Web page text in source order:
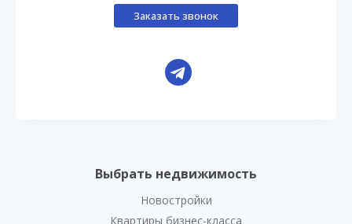
Выбрать недвижимость
Новостройки
Квартиры бизнес-класса
Заказать звонок